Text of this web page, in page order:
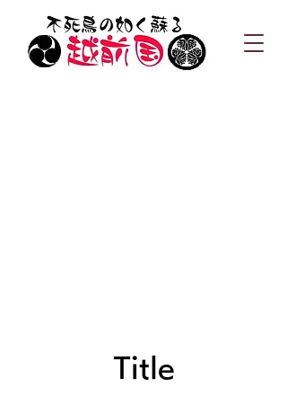
Title